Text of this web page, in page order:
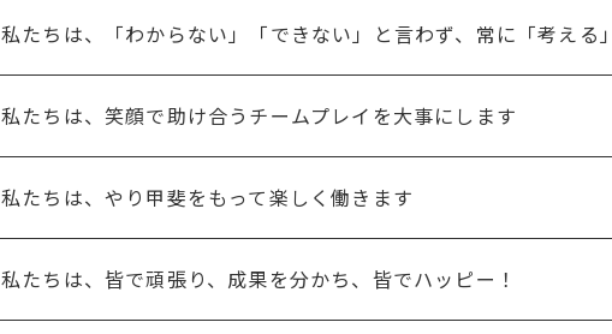
私たちは、「わからない」「できない」と言わず、常に「考える」
私たちは、笑顔で助け合うチームプレイを大事にします
私たちは、やり甲斐をもって楽しく働きます
私たちは、皆で頑張り、成果を分かち、皆でハッピー！